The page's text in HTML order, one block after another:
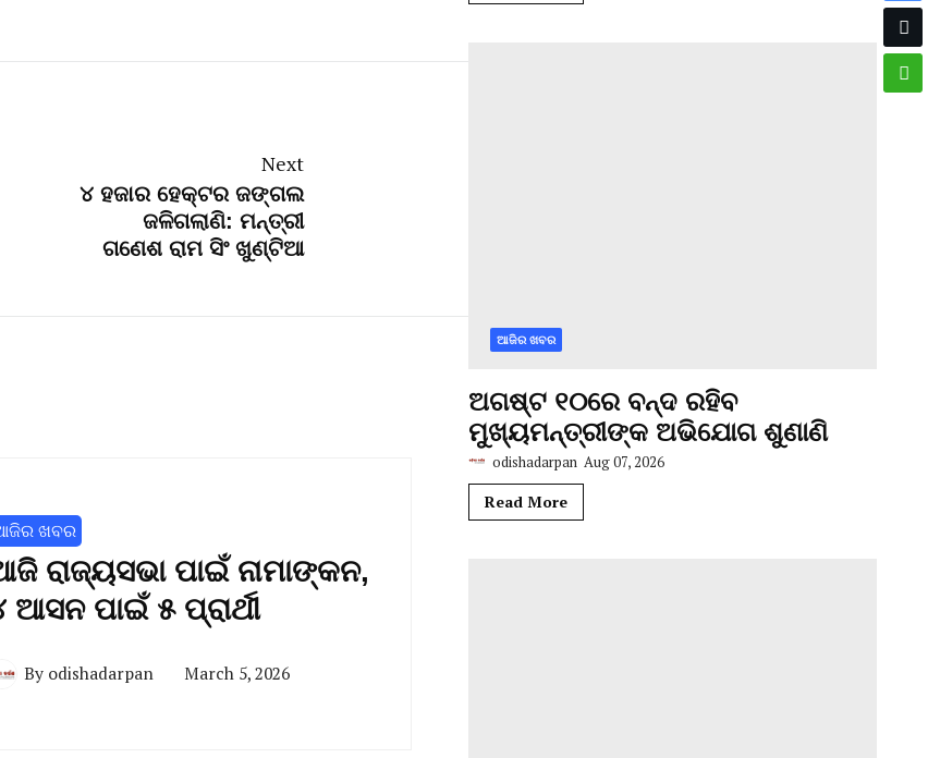
Next
୪ ହଜାର ହେକ୍ଟର ଜଙ୍ଗଲ
ଜଳିଗଲାଣି: ମନ୍ତ୍ରୀ
ଗଣେଶ ରାମ ସିଂ ଖୁଣ୍ଟିଆ
ଖବର
ରାଜ୍ୟସଭା ପାଇଁ ନାମାଙ୍କନ,
ଆସନ ପାଇଁ ୫ ପ୍ରାର୍ଥୀ
By odishadarpan March 5, 2026
ଆଜିର ଖବର
ଅଗଷ୍ଟ ୧୦ରେ ବନ୍ଦ ରହିବ
ମୁଖ୍ୟମନ୍ତ୍ରୀଙ୍କ ଅଭିଯୋଗ ଶୁଣାଣି
odishadarpan Aug 07, 2026
Read More